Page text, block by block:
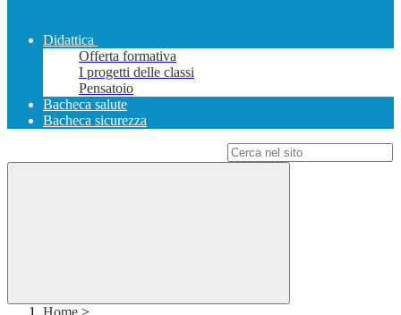
Didattica
Offerta formativa
I progetti delle classi
Pensatoio
Bacheca salute
Bacheca sicurezza